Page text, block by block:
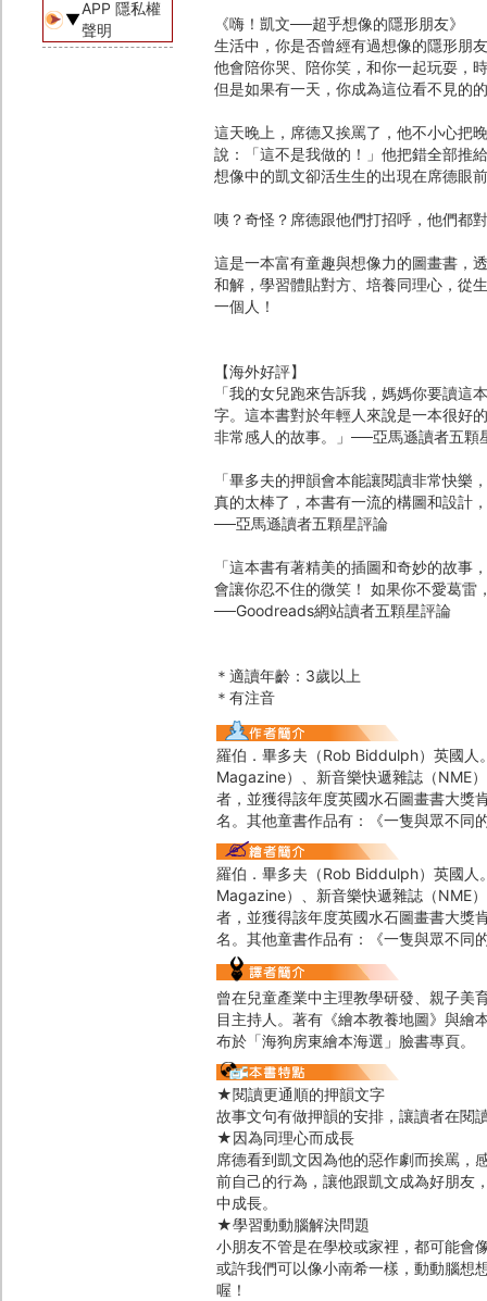
▼
APP 隱私權
聲明
《嗨！凱文──超乎想像的隱形朋友》
生活中，你是否曾經有過想像的隱形朋
他會陪你哭、陪你笑，和你一起玩耍，
但是如果有一天，你成為這位看不見的
這天晚上，席德又挨罵了，他不小心把
說：「這不是我做的！」他把錯全部推
想像中的凱文卻活生生的出現在席德眼
咦？奇怪？席德跟他們打招呼，他們都
這是一本富有童趣與想像力的圖畫書，
和解，學習體貼對方、培養同理心，從
一個人！
【海外好評】
「我的女兒跑來告訴我，媽媽你要讀
字。這本書對於年輕人來說是一本很好
非常感人的故事。」──亞馬遜讀者五顆
「畢多夫的押韻會本能讓閱讀非常快
真的太棒了，本書有一流的構圖和設計
──亞馬遜讀者五顆星評論
「這本書有著精美的插圖和奇妙的故
會讓你忍不住的微笑！ 如果你不愛葛
──Goodreads網站讀者五顆星評論
＊適讀年齡：3歲以上
＊有注音
羅伯．畢多夫（Rob Biddulph）英國
Magazine）、新音樂快遞雜誌（NME
者，並獲得該年度英國水石圖畫書大獎
名。其他童書作品有：《一隻與眾不同
羅伯．畢多夫（Rob Biddulph）英國
Magazine）、新音樂快遞雜誌（NME
者，並獲得該年度英國水石圖畫書大獎
名。其他童書作品有：《一隻與眾不同
曾在兒童產業中主理教學研發、親子美
目主持人。著有《繪本教養地圖》與繪
布於「海狗房東繪本海選」臉書專頁。
★閱讀更通順的押韻文字
故事文句有做押韻的安排，讓讀者在閱
★因為同理心而成長
席德看到凱文因為他的惡作劇而挨罵，
前自己的行為，讓他跟凱文成為好朋友
中成長。
★學習動動腦解決問題
小朋友不管是在學校或家裡，都可能會
或許我們可以像小南希一樣，動動腦想
喔！